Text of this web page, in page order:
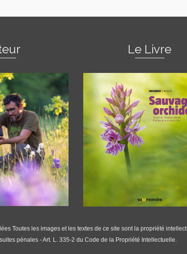
Le Livre
Toutes les images et les textes de ce site sont la propriété
pénales - Art. L. 335-2 du Code de la Propriété Intellectuelle.